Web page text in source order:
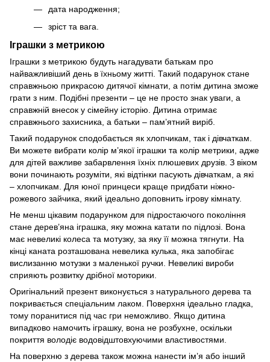
дата народження;
зріст та вага.
Іграшки з метрикою
Іграшки з метрикою будуть нагадувати батькам про
найважливіший день в їхньому житті. Такий подарунок стане
справжньою прикрасою дитячої кімнати, а потім дитина зможе
грати з ним. Подібні презенти – це не просто знак уваги, а
справжній внесок у сімейну історію. Дитина отримає
справжнього захисника, а батьки – пам’ятний виріб.
Такий подарунок сподобається як хлопчикам, так і дівчаткам.
Ви можете вибрати колір м’якої іграшки та колір метрики, адже
для дітей важливе забарвлення їхніх плюшевих друзів. З віком
вони починають розуміти, які відтінки пасують дівчаткам, а які
– хлопчикам. Для юної принцеси краще придбати ніжно-
рожевого зайчика, який ідеально доповнить ігрову кімнату.
Не менш цікавим подарунком для підростаючого покоління
стане дерев’яна іграшка, яку можна катати по підлозі. Вона
має невеликі колеса та мотузку, за яку її можна тягнути. На
кінці каната розташована невелика кулька, яка запобігає
вислизанню мотузки з маленької ручки. Невеликі вироби
сприяють розвитку дрібної моторики.
Оригінальний презент виконується з натурального дерева та
покривається спеціальним лаком. Поверхня ідеально гладка,
тому поранитися під час гри неможливо. Якщо дитина
випадково намочить іграшку, вона не розбухне, оскільки
покриття володіє водовідштовхуючими властивостями.
На поверхню з дерева також можна нанести ім’я або інший